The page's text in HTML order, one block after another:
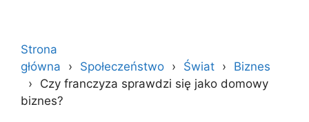
Strona
główna
Społeczeństwo Świat
Biznes
Czy franczyza sprawdzi się jako domowy
biznes?